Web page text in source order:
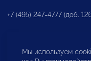
+7 (495) 247-4777 (доб.
Бюро по защите
Мы используем